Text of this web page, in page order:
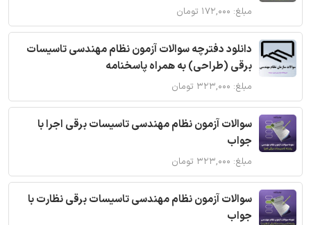
مبلغ: ۱۷۲,۰۰۰ تومان
دانلود دفترچه سوالات آزمون نظام مهندسی تاسیسات
برقی (طراحی) به همراه پاسخنامه
مبلغ: ۳۲۳,۰۰۰ تومان
سوالات آزمون نظام مهندسی تاسیسات برقی اجرا با
جواب
مبلغ: ۳۲۳,۰۰۰ تومان
سوالات آزمون نظام مهندسی تاسیسات برقی نظارت با
جواب